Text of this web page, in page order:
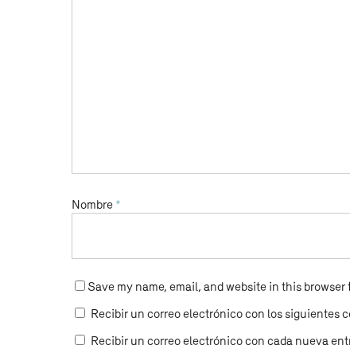
Nombre *
Save my name, email, and website in this
Recibir un correo electrónico con los siguientes
Recibir un correo electrónico con cada nueva